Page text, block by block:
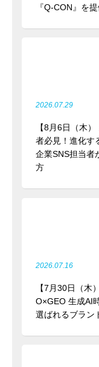
『Q-CON』を
2026.07.29
【8月6日（木
者必見！進化す
企業SNS担当者
方
2026.07.16
【7月30日（木
O×GEO 生成AI
選ばれるブラン